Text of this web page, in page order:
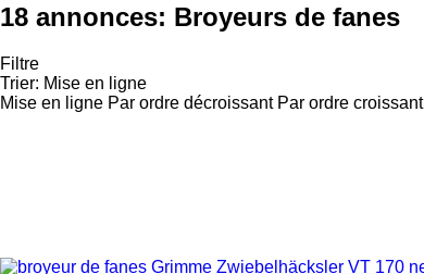
18 annonces: Broyeurs de fanes
Filtre
Trier: Mise en ligne
Mise en ligne Par ordre décroissant Par ordre croissant